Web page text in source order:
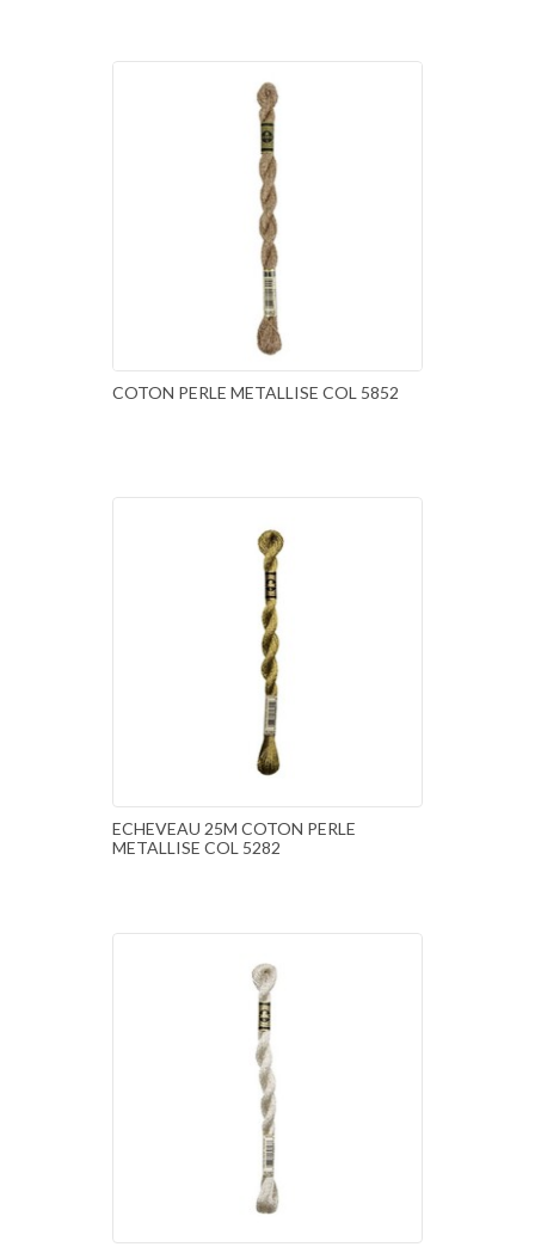
COTON PERLE METALLISE COL 5852
ECHEVEAU 25M COTON PERLE
METALLISE COL 5282